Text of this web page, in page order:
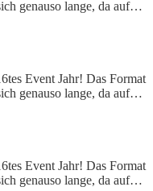
genauso lange, da auf
zu je rund 15 Minuten
Produkten die so
(sofern das Produkt
Links.
der Zuseher die optimalen
sowie einen Einstieg zu
auch in Gesprächen mit
stellen wir alle Folien als
Event Jahr! Das Format
genauso lange, da auf
zu je rund 15 Minuten
Produkten die so
(sofern das Produkt
Links.
Event Jahr! Das Format
genauso lange, da auf